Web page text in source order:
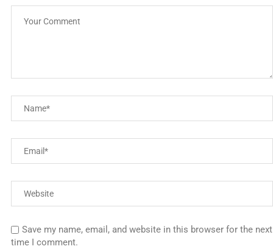
Save my name, email, and website in this browser for the next
time I comment.